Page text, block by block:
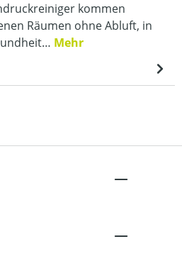
kommen
Räumen ohne Abluft, in
Mehr